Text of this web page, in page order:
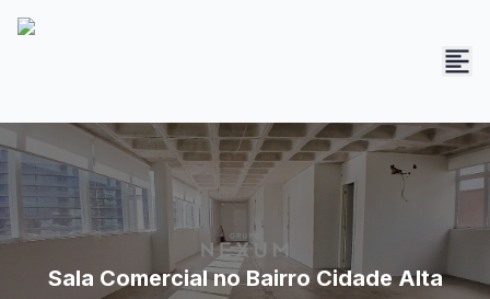
Sala Comercial no Bairro Cidade Alta